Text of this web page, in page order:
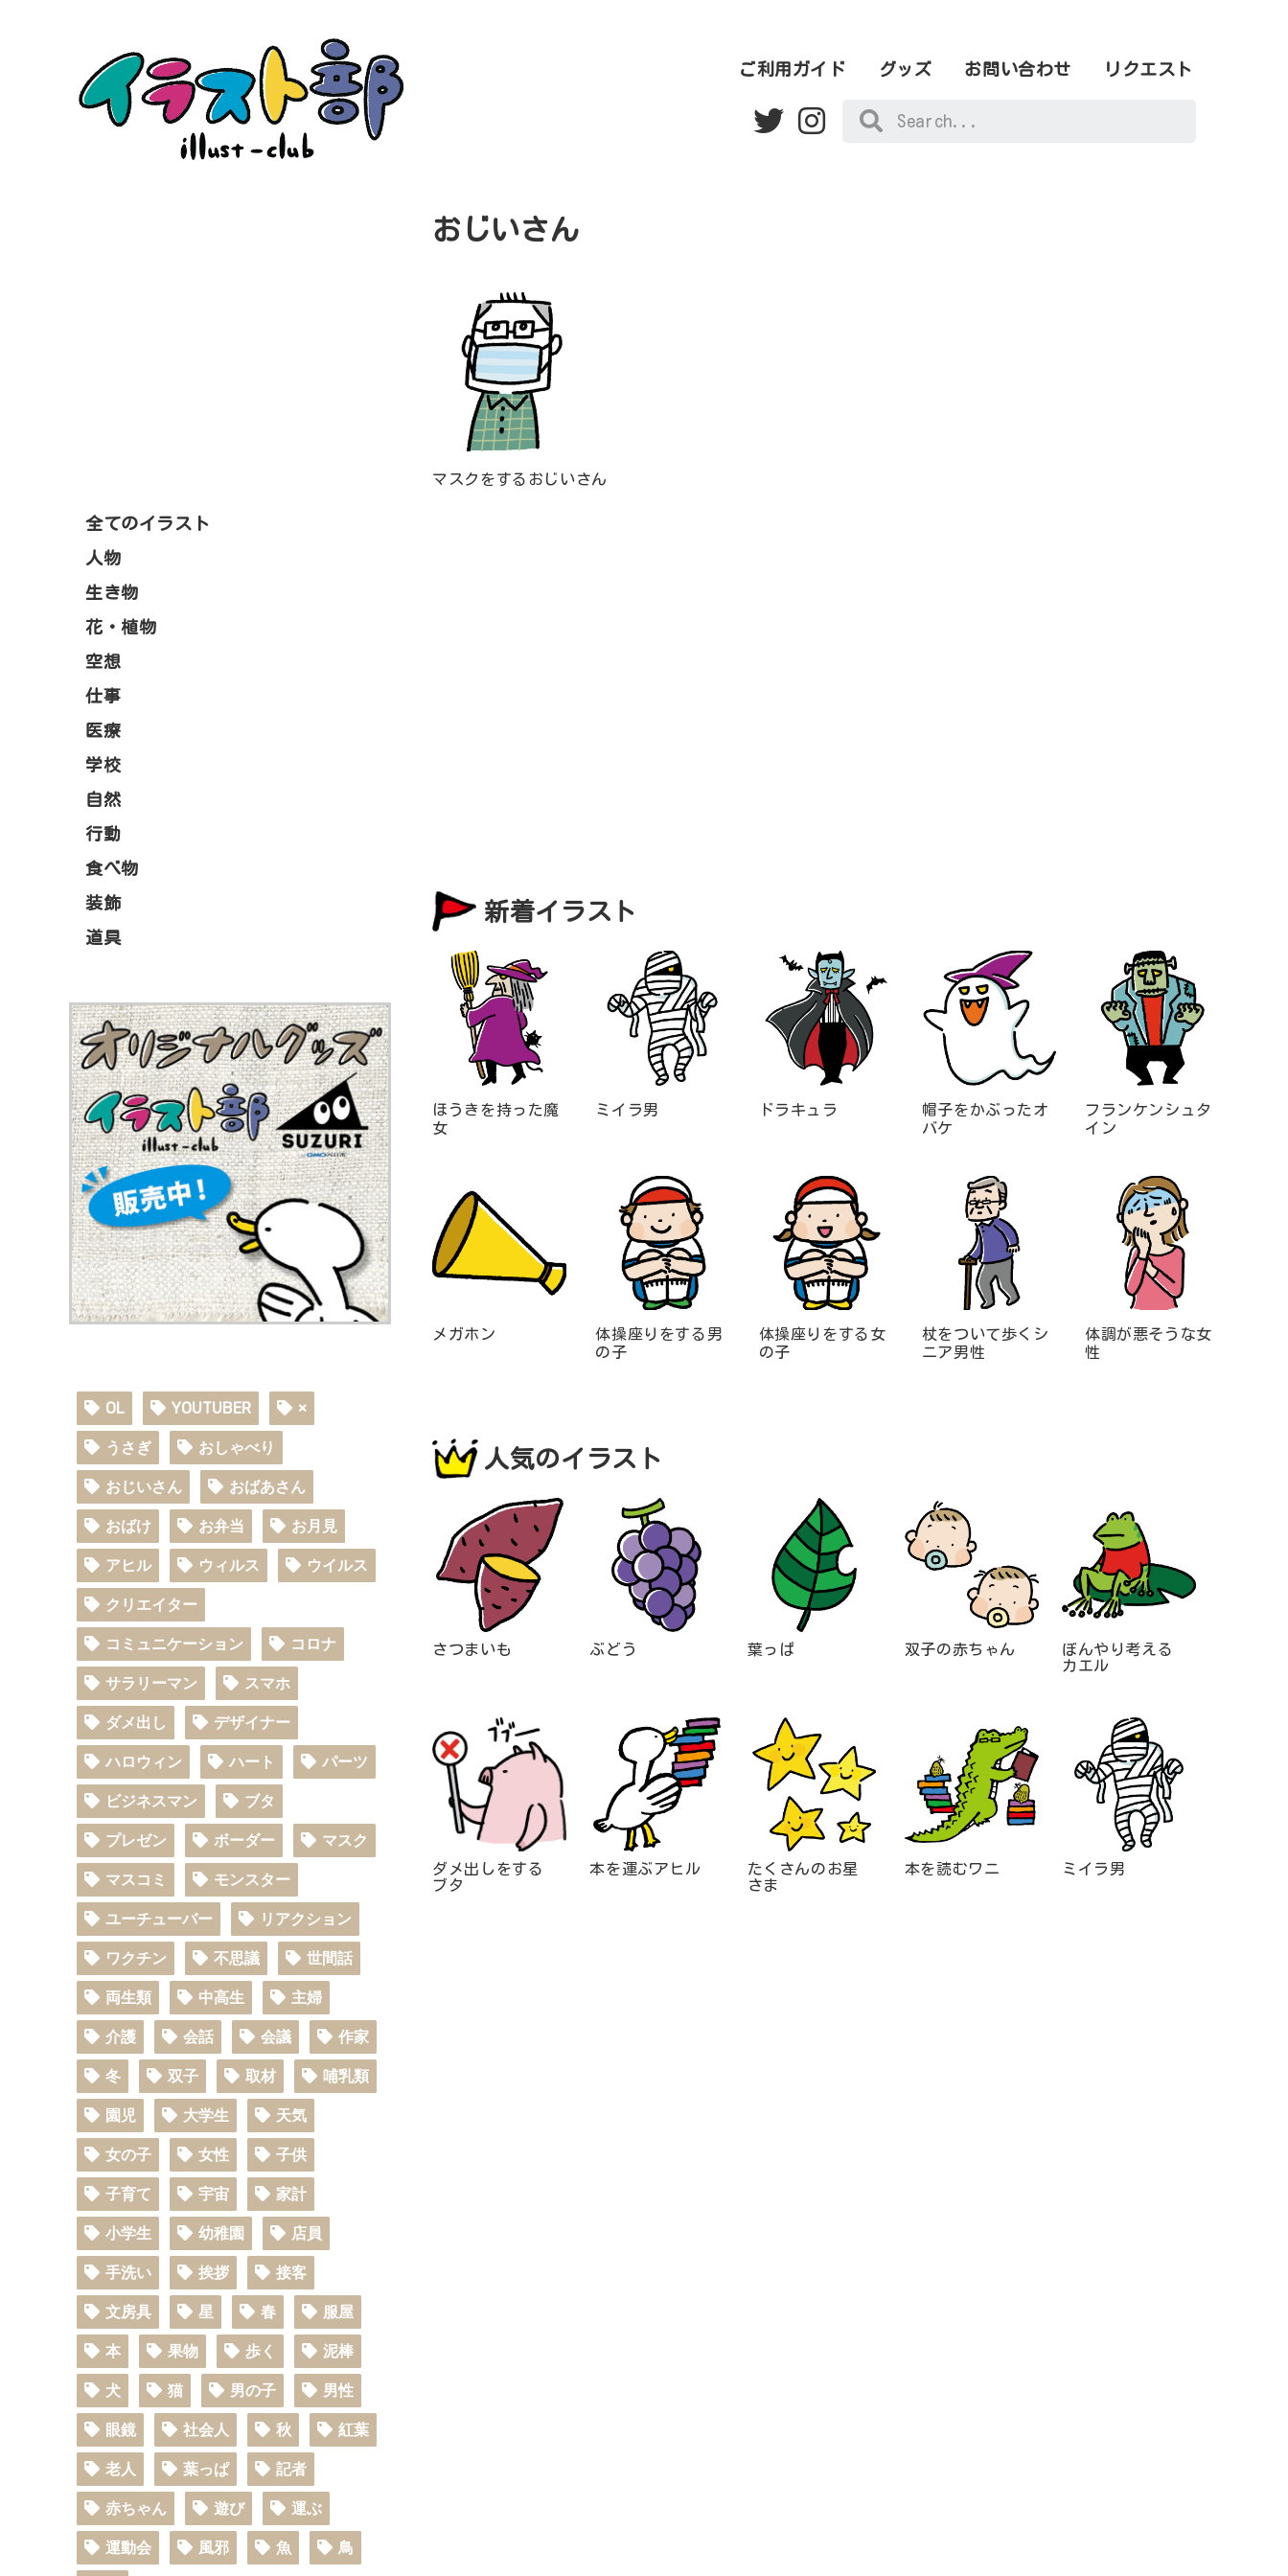
ご利用ガイド グッズ お問い合わせ リクエスト
全てのイラスト
人物
生き物
花・植物
空想
仕事
医療
学校
自然
行動
食べ物
装飾
道具
OL YOUTUBER ×
うさぎ おしゃべり
おじいさん おばあさん
おばけ お弁当 お月見
アヒル ウィルス ウイルス
クリエイター
コミュニケーション コロナ
サラリーマン スマホ
ダメ出し デザイナー
ハロウィン ハート パーツ
ビジネスマン ブタ
プレゼン ボーダー マスク
マスコミ モンスター
ユーチューバー リアクション
ワクチン 不思議 世間話
両生類 中高生 主婦
介護 会話 会議 作家
冬 双子 取材 哺乳類
園児 大学生 天気
女の子 女性 子供
子育て 宇宙 家計
小学生 幼稚園 店員
手洗い 挨拶 接客
文房具 星 春 服屋
本 果物 歩く 泥棒
犬 猫 男の子 男性
眼鏡 社会人 秋 紅葉
老人 葉っぱ 記者
赤ちゃん 遊び 運ぶ
運動会 風邪 魚 鳥
おじいさん
マスクをするおじいさん
新着イラスト
ほうきを持った魔
女
ミイラ男 ドラキュラ
帽子をかぶったオ
バケ
フランケンシュタ
イン
メガホン
体操座りをする男
の子
体操座りをする女
の子
杖をついて歩くシ
ニア男性
体調が悪そうな女
性
人気のイラスト
さつまいも ぶどう 葉っぱ 双子の赤ちゃん
ぼんやり考える
カエル
ダメ出しをする
ブタ
本を運ぶアヒル
たくさんのお星
さま
本を読むワニ ミイラ男